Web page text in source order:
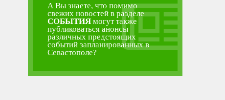
А Вы знаете, что помимо
свежих новостей в разделе
СОБЫТИЯ могут также
публиковаться анонсы
различных предстоящих
событий запланированных в
Севастополе?